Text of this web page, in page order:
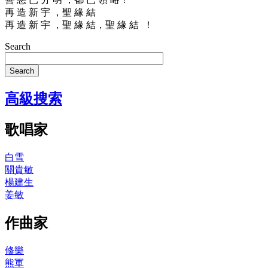
再 造 新 宇 ，聖 緣 結
再 造 新 宇 ，聖 緣 結，聖 緣 結 ！
Search
Search
高級搜索
歌唱家
白雪
關貴敏
楊建生
姜敏
作曲家
修樂
熊軍